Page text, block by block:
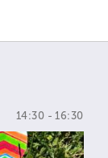
14:30 - 16:30